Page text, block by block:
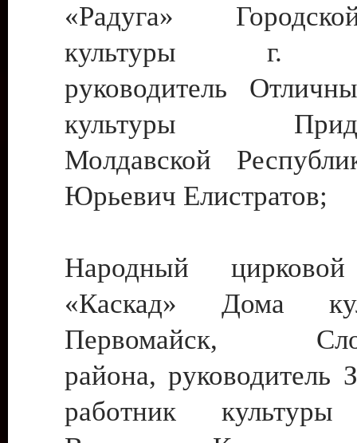
«Радуга»
культуры г.
руководитель
культуры
Молдавской
Юрьевич Елистратов;
Народный цирковой
«Каскад» Дома
Первомайск,
района, руководитель
работник культуры